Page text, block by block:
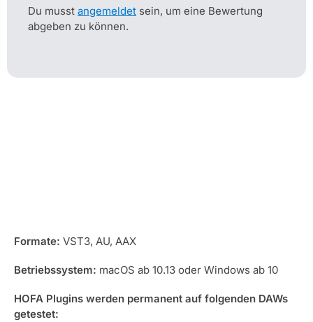
Du musst angemeldet sein, um eine Bewertung
abgeben zu können.
Formate: VST3, AU, AAX
Betriebssystem: macOS ab 10.13 oder Windows ab 10
HOFA Plugins werden permanent auf folgenden DAWs
getestet: